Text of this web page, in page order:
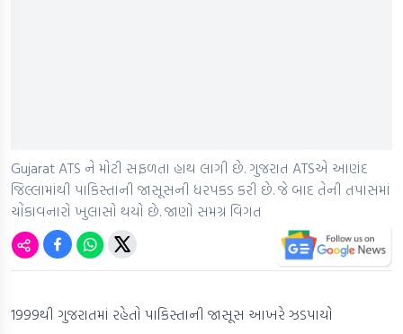
Gujarat ATS ને મોટી સફળતા હાથ લાગી છે. ગુજરાત ATSએ આણંદ
જિલ્લામાંથી પાકિસ્તાની જાસૂસની ધરપકડ કરી છે. જે બાદ તેની તપાસમાં
ચોંકાવનારો ખુલાસો થયો છે. જાણો સમગ્ર વિગત
1999થી ગુજરાતમાં રહેતો પાકિસ્તાની જાસૂસ આખરે ઝડપાયો